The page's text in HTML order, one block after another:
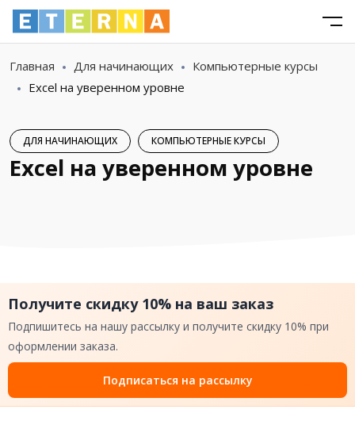
Главная Для начинающих
Компьютерные курсы
Excel на уверенном уровне
ДЛЯ НАЧИНАЮЩИХ КОМПЬЮТЕРНЫЕ КУРСЫ
Excel на уверенном уровне
Получите скидку 10% на ваш заказ
Подпишитесь на нашу рассылку и получите скидку 10% при
оформлении заказа.
Подписаться на рассылку